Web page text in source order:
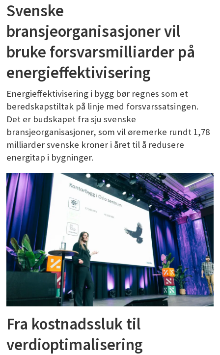
Svenske
bransjeorganisasjoner vil
bruke forsvarsmilliarder på
energieffektivisering
Energieffektivisering i bygg bør regnes som et
beredskapstiltak på linje med forsvarssatsingen.
Det er budskapet fra sju svenske
bransjeorganisasjoner, som vil øremerke rundt 1,78
milliarder svenske kroner i året til å redusere
energitap i bygninger.
Fra kostnadssluk til
verdioptimalisering